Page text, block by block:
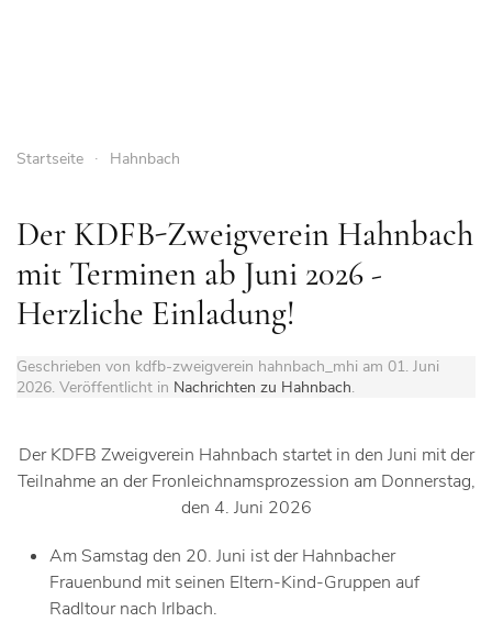
Startseite Hahnbach
Der KDFB-Zweigverein Hahnbach
mit Terminen ab Juni 2026 -
Herzliche Einladung!
Geschrieben von kdfb-zweigverein hahnbach_mhi am 01. Juni
2026. Veröffentlicht in Nachrichten zu Hahnbach.
Der KDFB Zweigverein Hahnbach startet in den Juni mit der
Teilnahme an der Fronleichnamsprozession am Donnerstag,
den 4. Juni 2026
Am Samstag den 20. Juni ist der Hahnbacher
Frauenbund mit seinen Eltern-Kind-Gruppen auf
Radltour nach Irlbach.